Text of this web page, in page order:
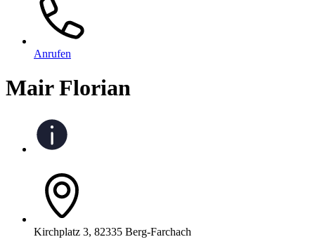
Anrufen
Mair Florian
Kirchplatz 3, 82335 Berg-Farchach